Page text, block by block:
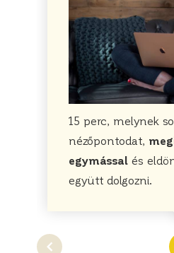
15 perc, melynek
nézőpontodat,
egymással és
együtt dolgozni.